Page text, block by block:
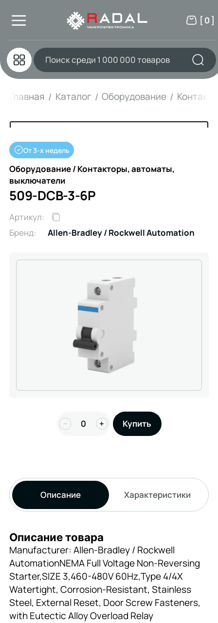
[ 0 ]
Главная Каталог Оборудование
От 3-х недель
Оборудование / Контакторы, автоматы,
выключатели
509-DCB-3-6P
Артикул:
Бренд:
Allen-Bradley / Rockwell Automation
− + Купить
Описание Характеристики
Описание товара
Manufacturer: Allen-Bradley / Rockwell
AutomationNEMA Full Voltage Non-Reversing
Starter,SIZE 3,460-480V 60Hz,Type 4/4X
Watertight, Corrosion-Resistant, Stainless
Steel, External Reset, Door Screw Fasteners,
with Eutectic Alloy Overload Relay